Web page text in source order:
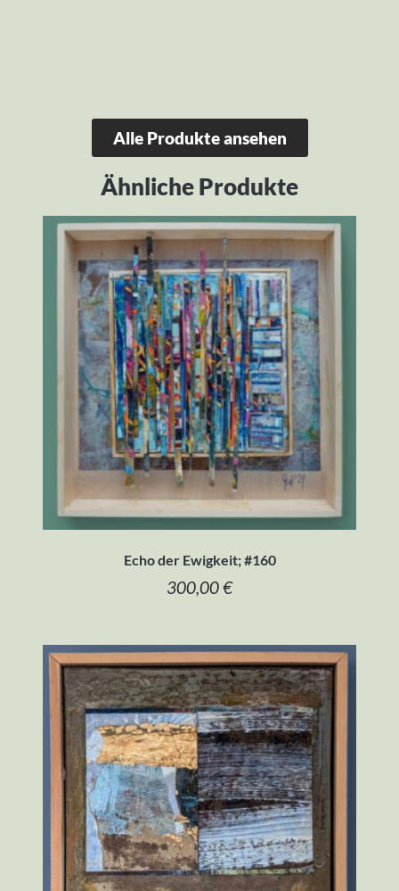
Alle Produkte ansehen
Ähnliche Produkte
Echo der Ewigkeit; #160
300,00€